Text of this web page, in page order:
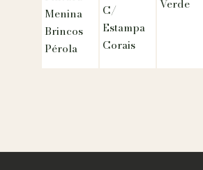
Menina
Brincos
Pérola
C/
Estampa
Corais
Verde